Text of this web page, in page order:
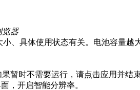
览器
、具体使用状态有关。电池容量
暂时不需要运行，请点击应用并结束
，开启智能分辨率。